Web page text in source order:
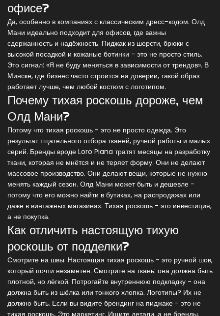
офисе?
Да, особенно в компаниях с классическим дресс-кодом. Олд
Мани идеально подходит для офисов, где важны
сдержанность и надёжность. Пиджак из шерсти, брюки с
высокой посадкой и кожаные ботинки - это не просто стиль.
Это сигнал: «Я не буду меняться в зависимости от трендов». В
Минске, где бизнес часто строится на доверии, такой образ
работает лучше, чем любой костюм с логотипом.
Почему тихая роскошь дороже, чем
Олд Мани?
Потому что тихая роскошь - это не просто одежда. Это
результат тщательного отбора тканей, ручной работы и малых
серий. Бренды вроде Loro Piana тратят месяцы на разработку
ткани, которая не мнётся и не теряет форму. Они не делают
массовое производство. Они делают вещи, которые не нужно
менять каждый сезон. Олд Мани может быть и дешевле -
потому что его можно найти в бутиках, на распродажах или
даже в винтажных магазинах. Тихая роскошь - это инвестиция,
а не покупка.
Как отличить настоящую тихую
роскошь от подделки?
Смотрите на швы. Настоящая тихая роскошь - это ручной шов,
который почти незаметен. Смотрите на ткань: она должна быть
плотной, но лёгкой. Потрогайте внутреннюю подкладку - она
должна быть из шёлка или тонкого хлопка. Логотипы? Их не
должно быть. Если вы видите брендинг на пиджаке - это не